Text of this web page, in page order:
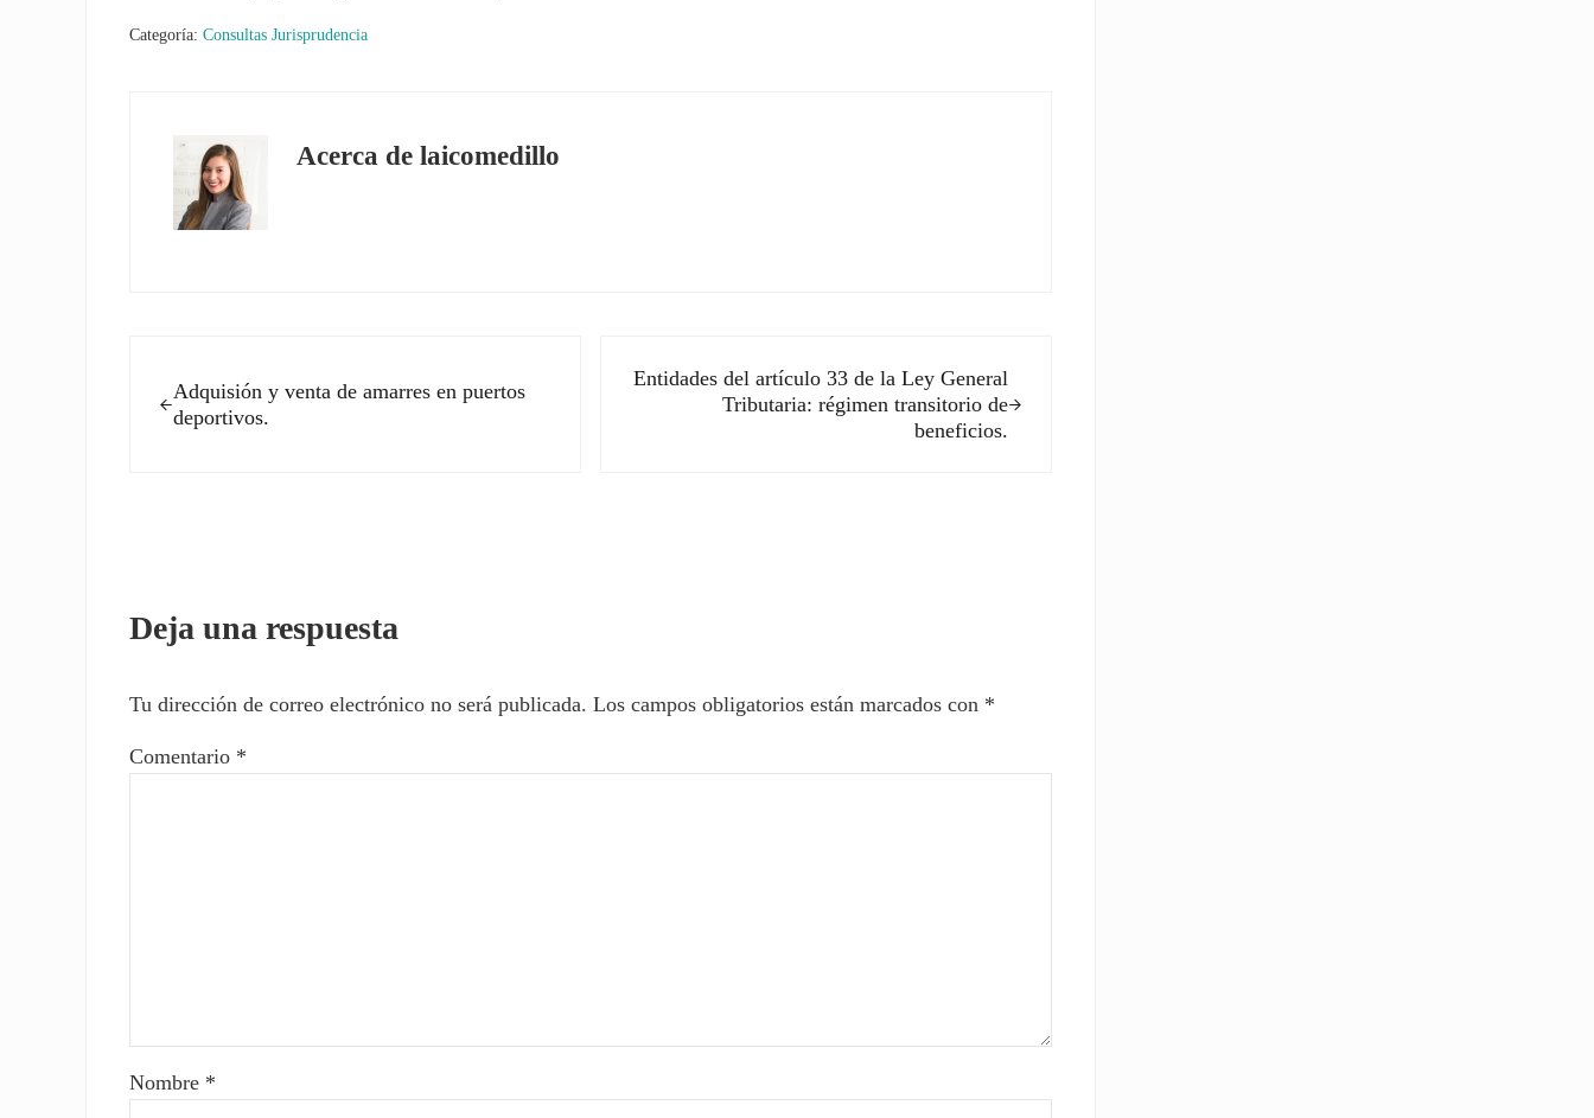
Categoría:Consultas Jurisprudencia
Acerca delaicomedillo
Adquisión y venta de amarres en puertos
deportivos.
Entidades del artículo 33 de la Ley General
Tributaria: régimen transitorio de
beneficios.
Deja una respuesta
Tu dirección de correo electrónico no será publicada. Los campos obligatorios están marcados con *
Comentario *
Nombre *